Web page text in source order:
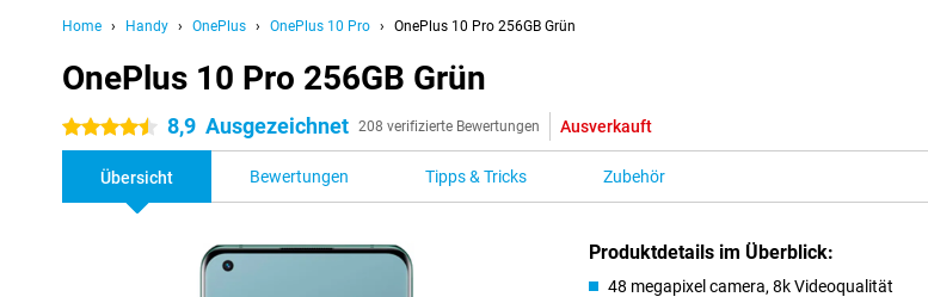
Home Handy OnePlus OnePlus 10 Pro OnePlus 10 Pro 256GB Grün
OnePlus 10 Pro 256GB Grün
4.5 Sterne 8,9 Ausgezeichnet 208 verifizierte Bewertungen Ausverkauft
Übersicht Bewertungen Tipps & Tricks Zubehör
Produktdetails im Überblick:
48 megapixel camera, 8k Videoqualität